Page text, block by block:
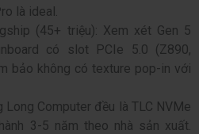
là ideal.
(45+ triệu): Xem xét Gen 5
có slot PCIe 5.0 (Z890,
bảo không có texture pop-in với
Computer đều là TLC NVMe
3-5 năm theo nhà sản xuất.